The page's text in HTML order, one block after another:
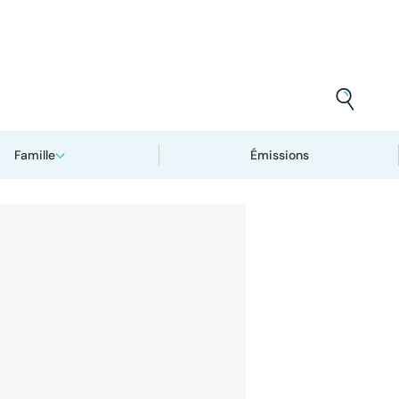
Famille Émissions